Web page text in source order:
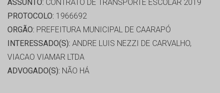
ASSUNTO: CONTRATO DE TRANSPORTE ESCOLAR 2019
PROTOCOLO: 1966692
ORGÃO: PREFEITURA MUNICIPAL DE CAARAPÓ
INTERESSADO(S): ANDRE LUIS NEZZI DE CARVALHO,
VIACAO VIAMAR LTDA
ADVOGADO(S): NÃO HÁ